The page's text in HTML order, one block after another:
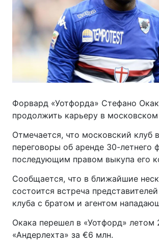
Форвард «Уотфорда» Стефано
продолжить карьеру в
Отмечается, что московский клуб
переговоры об аренде 30-летнего
последующим правом выкупа его
Сообщается, что в ближайшие
состоится встреча
клуба с братом и агентом
Окака перешел в «Уотфорд» летом
«Андерлехта» за €6 млн.